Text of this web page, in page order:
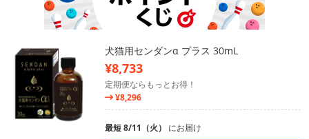
犬猫用センダンα プラス 30mL
¥8,733
定期便ならもっとお得！
¥8,296
最短 8/11（火） にお届け